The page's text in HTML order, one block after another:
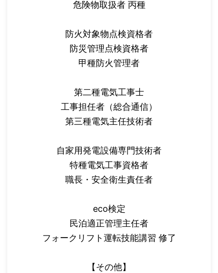
危険物取扱者 丙種
防火対象物点検資格者
防災管理点検資格者
甲種防火管理者
第二種電気工事士
工事担任者（総合通信）
第三種電気主任技術者
自家用発電設備専門技術者
特種電気工事資格者
職長・安全衛生責任者
eco検定
民泊適正管理主任者
フォークリフト運転技能講習 修了
【その他】